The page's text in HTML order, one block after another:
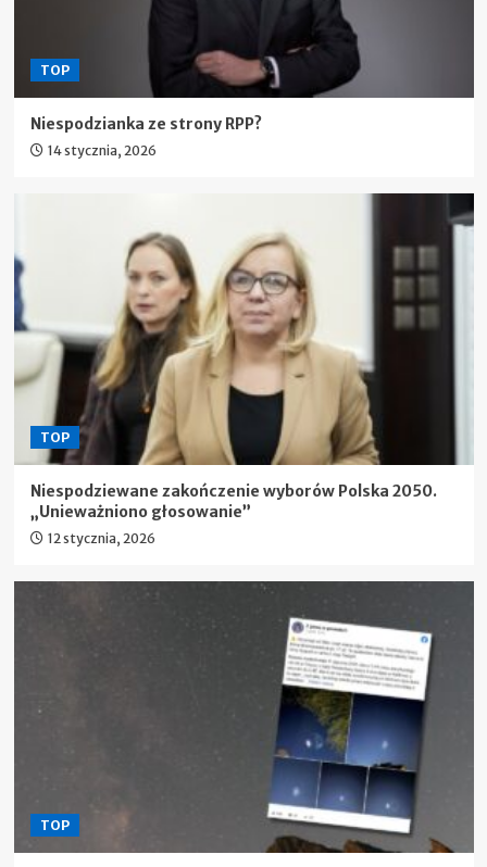
TOP
Niespodzianka ze strony RPP?
14 stycznia, 2026
TOP
Niespodziewane zakończenie wyborów Polska 2050.
„Unieważniono głosowanie”
12 stycznia, 2026
TOP